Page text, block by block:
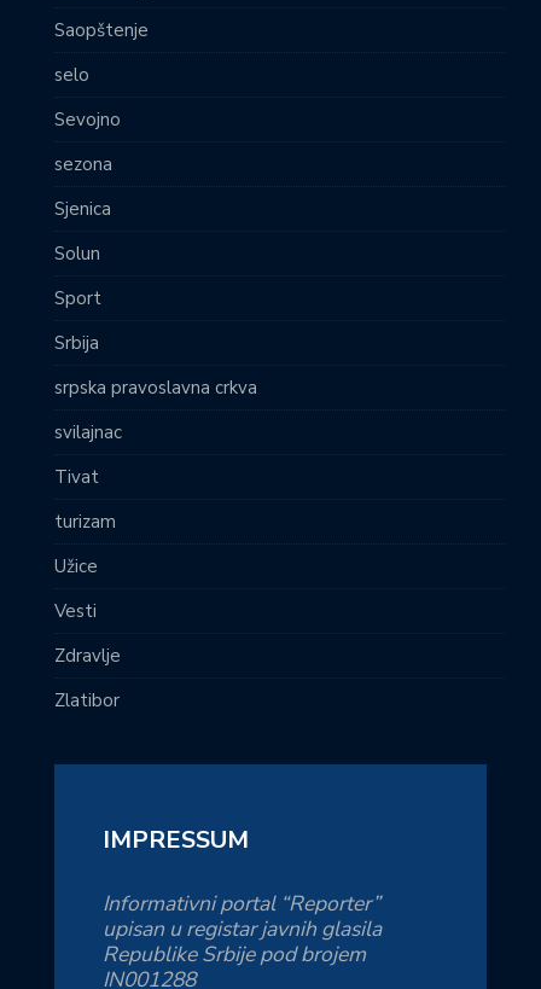
Saopštenje
selo
Sevojno
sezona
Sjenica
Solun
Sport
Srbija
srpska pravoslavna crkva
svilajnac
Tivat
turizam
Užice
Vesti
Zdravlje
Zlatibor
IMPRESSUM
Informativni portal “Reporter”
upisan u registar javnih glasila
Republike Srbije pod brojem
IN001288